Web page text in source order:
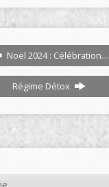
Noël 2024 : Célébration…
Régime Détox